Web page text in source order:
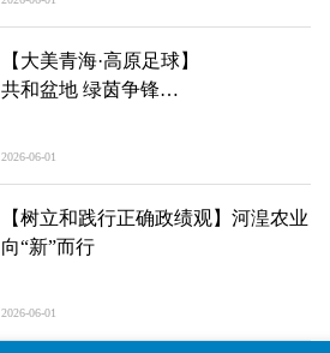
【大美青海·高原足球】
共和盆地 绿茵争锋
2026-06-01
【树立和践行正确政绩观】河湟农业
向“新”而行
2026-06-01